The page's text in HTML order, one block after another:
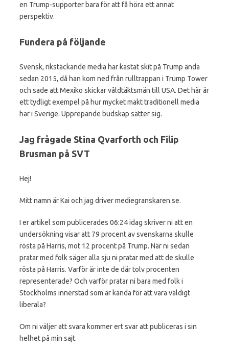
en Trump-supporter bara för att få höra ett annat
perspektiv.
Fundera på följande
Svensk, rikstäckande media har kastat skit på Trump ända
sedan 2015, då han kom ned från rulltrappan i Trump Tower
och sade att Mexiko skickar våldtäktsmän till USA. Det här är
ett tydligt exempel på hur mycket makt traditionell media
har i Sverige. Upprepande budskap sätter sig.
Jag frågade Stina Qvarforth och Filip
Brusman på SVT
Hej!
Mitt namn är Kai och jag driver mediegranskaren.se.
I er artikel som publicerades 06:24 idag skriver ni att en
undersökning visar att 79 procent av svenskarna skulle
rösta på Harris, mot 12 procent på Trump. När ni sedan
pratar med folk säger alla sju ni pratar med att de skulle
rösta på Harris. Varför är inte de där tolv procenten
representerade? Och varför pratar ni bara med folk i
Stockholms innerstad som är kända för att vara väldigt
liberala?
Om ni väljer att svara kommer ert svar att publiceras i sin
helhet på min sajt.